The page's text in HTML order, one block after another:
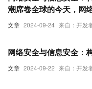
产。
文章 2024-09-24 来自：开发
潮席卷全球的今天，网
序、保障个人隐私与企
一幅数字时代安全防护
文章 2024-09-22 来自：开发
网络安全与信息安全：